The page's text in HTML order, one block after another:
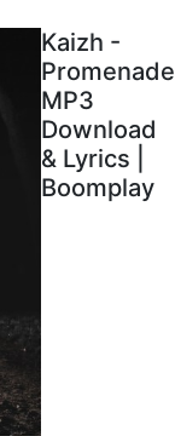
Kaizh -
Promenade
MP3
Download
& Lyrics |
Boomplay